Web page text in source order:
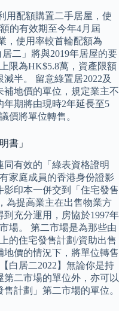
用配額購置二手居屋，使
的有效期至今年4月屆
，使用率較首輪配額為
二」將與2019年居屋的要
限為HK$5.8萬，資產限額
半。 留意綠置居2022及
補地價的單位，規定業主不
期將由現時2年延長至5
價將單位轉售。
書」
有效的「綠表資格證明
家庭成員的香港身份證影
印本一併交到「住宅發售
為提高業主在出售物業方
充分運用，房協於1997年
場。 第二市場是為那些由
的住宅發售計劃/資助出售
價的情況下，將單位轉售
白居二2022】無論你是持
二市場的單位外，亦可以
計劃」第二市場的單位。